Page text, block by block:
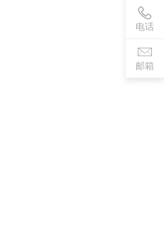
电话
邮箱